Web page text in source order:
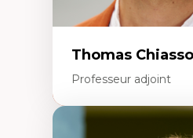
Thomas
Professeur adjoint